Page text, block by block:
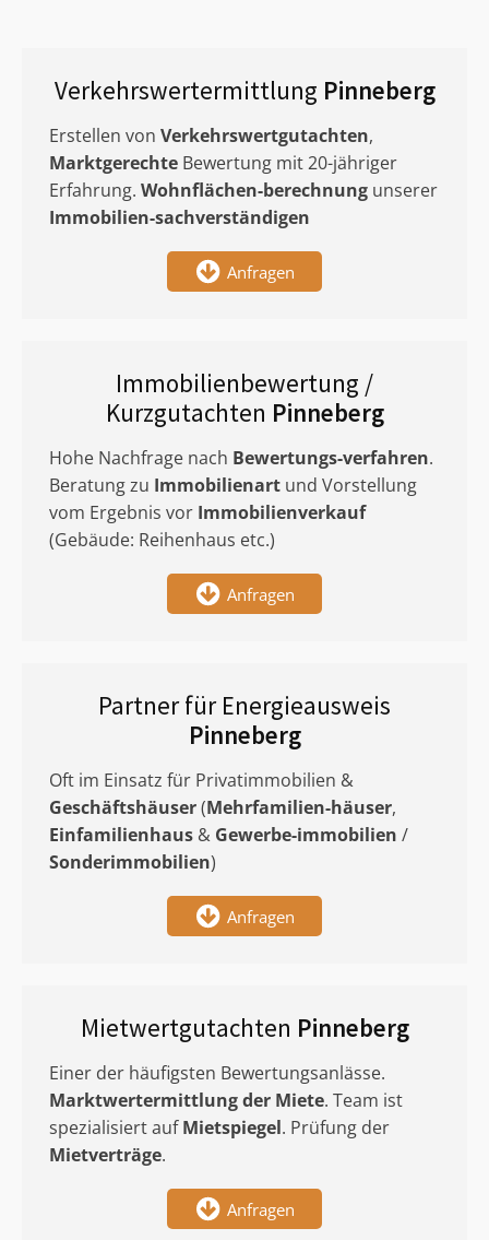
Verkehrswertermittlung Pinneberg
Erstellen von Verkehrswertgutachten,
Marktgerechte Bewertung mit 20-jähriger
Erfahrung. Wohnflächen-berechnung unserer
Immobilien-sachverständigen
Anfragen
Immobilienbewertung /
Kurzgutachten Pinneberg
Hohe Nachfrage nach Bewertungs-verfahren.
Beratung zu Immobilienart und Vorstellung
vom Ergebnis vor Immobilienverkauf
(Gebäude: Reihenhaus etc.)
Anfragen
Partner für Energieausweis
Pinneberg
Oft im Einsatz für Privatimmobilien &
Geschäftshäuser(Mehrfamilien-häuser,
Einfamilienhaus & Gewerbe-immobilien /
Sonderimmobilien)
Anfragen
Mietwertgutachten Pinneberg
Einer der häufigsten Bewertungsanlässe.
Marktwertermittlungder Miete. Team ist
spezialisiert aufMietspiegel. Prüfung der
Mietverträge.
Anfragen